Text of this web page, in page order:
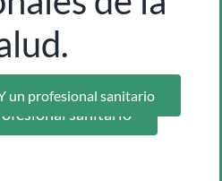
de aluminio m.w. **12
para ver los precios
un profesional sanitario
sanitario